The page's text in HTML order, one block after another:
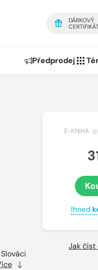
DÁRKOVÝ
Předprodej
E-KNIHA (
Ihned
Jak číst